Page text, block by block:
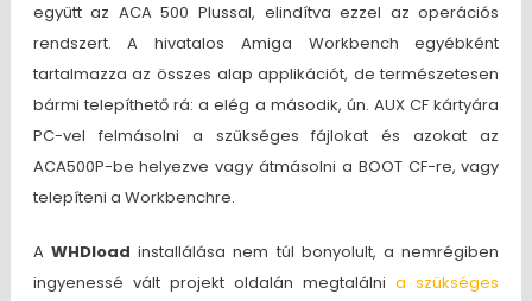
együtt az ACA 500 Plussal, elindítva ezzel az operációs
rendszert. A hivatalos Amiga Workbench egyébként
tartalmazza az összes alap applikációt, de természetesen
bármi telepíthető rá: a elég a második, ún. AUX CF kártyára
PC-vel felmásolni a szükséges fájlokat és azokat az
ACA500P-be helyezve vagy átmásolni a BOOT CF-re, vagy
telepíteni a Workbenchre.
A WHDload installálása nem túl bonyolult, a nemrégiben
ingyenessé vált projekt oldalán megtalálnia szükséges